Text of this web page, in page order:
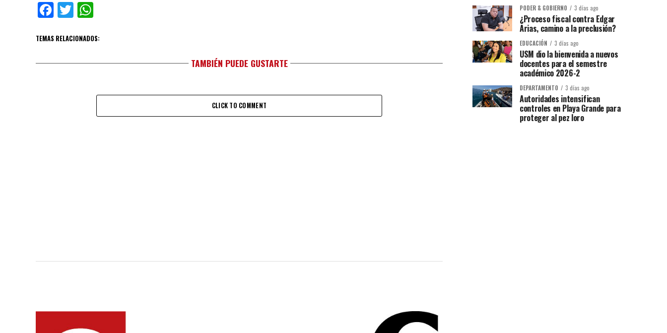
Facebook
Twitter
TEMAS RELACIONADOS:
TAMBIÉN PUEDE GUSTARTE
CLICK TO COMMENT
PODER & GOBIERNO 3 días ago
¿Proceso fiscal contra Edgar
Arias, camino a la preclusión?
EDUCACIÓN 3 días ago
USM dio la bienvenida a nuevos
docentes para el semestre
académico 2026-2
DEPARTAMENTO 3 días ago
Autoridades intensifican
controles en Playa Grande para
proteger al pez loro